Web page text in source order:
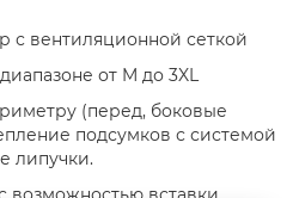
с вентиляционной сеткой
от M до 3XL
(перед, боковые
подсумков с системой
липучки.